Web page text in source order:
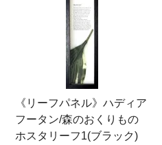
《リーフパネル》ハディア
フータン/森のおくりもの
ホスタリーフ1(ブラック)